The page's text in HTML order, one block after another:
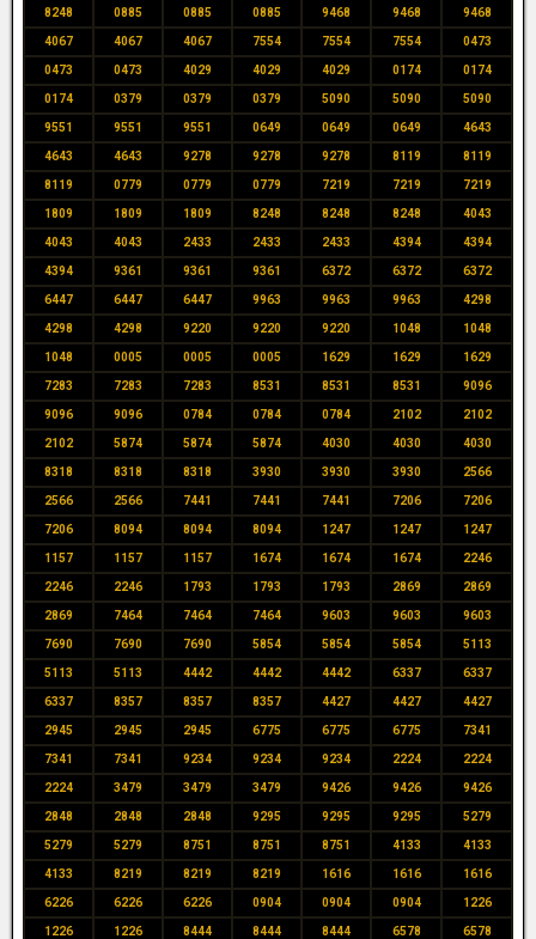
8248 0885 0885 0885 9468 9468 9468
4067 4067 4067 7554 7554 7554 0473
0473 0473 4029 4029 4029 0174 0174
0174 0379 0379 0379 5090 5090 5090
9551 9551 9551 0649 0649 0649 4643
4643 4643 9278 9278 9278 8119 8119
8119 0779 0779 0779 7219 7219 7219
1809 1809 1809 8248 8248 8248 4043
4043 4043 2433 2433 2433 4394 4394
4394 9361 9361 9361 6372 6372 6372
6447 6447 6447 9963 9963 9963 4298
4298 4298 9220 9220 9220 1048 1048
1048 0005 0005 0005 1629 1629 1629
7283 7283 7283 8531 8531 8531 9096
9096 9096 0784 0784 0784 2102 2102
2102 5874 5874 5874 4030 4030 4030
8318 8318 8318 3930 3930 3930 2566
2566 2566 7441 7441 7441 7206 7206
7206 8094 8094 8094 1247 1247 1247
1157 1157 1157 1674 1674 1674 2246
2246 2246 1793 1793 1793 2869 2869
2869 7464 7464 7464 9603 9603 9603
7690 7690 7690 5854 5854 5854 5113
5113 5113 4442 4442 4442 6337 6337
6337 8357 8357 8357 4427 4427 4427
2945 2945 2945 6775 6775 6775 7341
7341 7341 9234 9234 9234 2224 2224
2224 3479 3479 3479 9426 9426 9426
2848 2848 2848 9295 9295 9295 5279
5279 5279 8751 8751 8751 4133 4133
4133 8219 8219 8219 1616 1616 1616
6226 6226 6226 0904 0904 0904 1226
1226 1226 8444 8444 8444 6578 6578